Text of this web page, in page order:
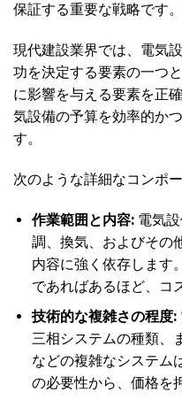
保証する重要な戦略です。
現代建設業界では、電気
功を決定する要素の一つ
に影響を与える要素を正
気設備の予算を効率的か
す。
次のような詳細なコンポ
作業範囲と内容:電気設
調、換気、およびその
内容に強く依存します
であればあるほど、コ
技術的な複雑さの程度:
三相システムの種類、
などの複雑なシステム
の必要性から、価格を